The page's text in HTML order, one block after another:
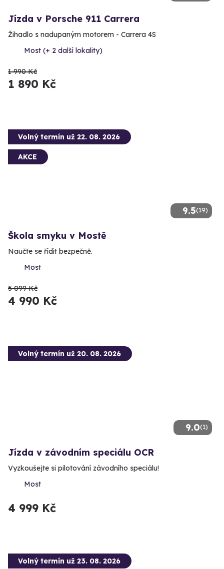
Jízda v Porsche 911 Carrera
Žihadlo s nadupaným motorem - Carrera 4S
Most (+ 2 další lokality)
1 990 Kč
1 890 Kč
9.5(19)
Volný termín už 22. 08. 2026
AKCE
Škola smyku v Mostě
Naučte se řídit bezpečně.
Most
5 099 Kč
4 990 Kč
9.0(1)
Volný termín už 20. 08. 2026
Jízda v závodním speciálu OCR
Vyzkoušejte si pilotování závodního speciálu!
Most
4 999 Kč
Volný termín už 23. 08. 2026